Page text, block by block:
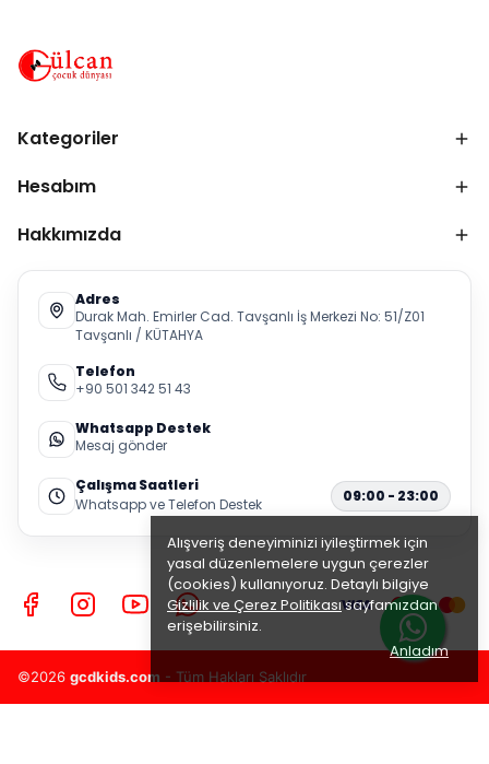
Alışveriş deneyiminizi iyileştirmek için
yasal düzenlemelere uygun çerezler
(cookies) kullanıyoruz. Detaylı bilgiye
Gizlilik ve Çerez Politikasısayfamızdan
erişebilirsiniz.
Anladım
Kategoriler
Hesabım
Hakkımızda
Adres
Durak Mah. Emirler Cad. Tavşanlı İş Merkezi No: 51/Z01
Tavşanlı / KÜTAHYA
Telefon
+90 501 342 51 43
Whatsapp Destek
Mesaj gönder
Çalışma Saatleri
Whatsapp ve Telefon Destek
09:00 - 23:00
©2026 gcdkids.com - Tüm Hakları Saklıdır